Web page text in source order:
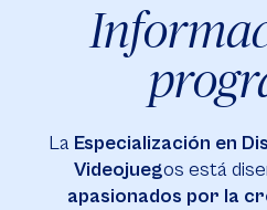
La Especialización en
Videojuegos está
apasionados por la